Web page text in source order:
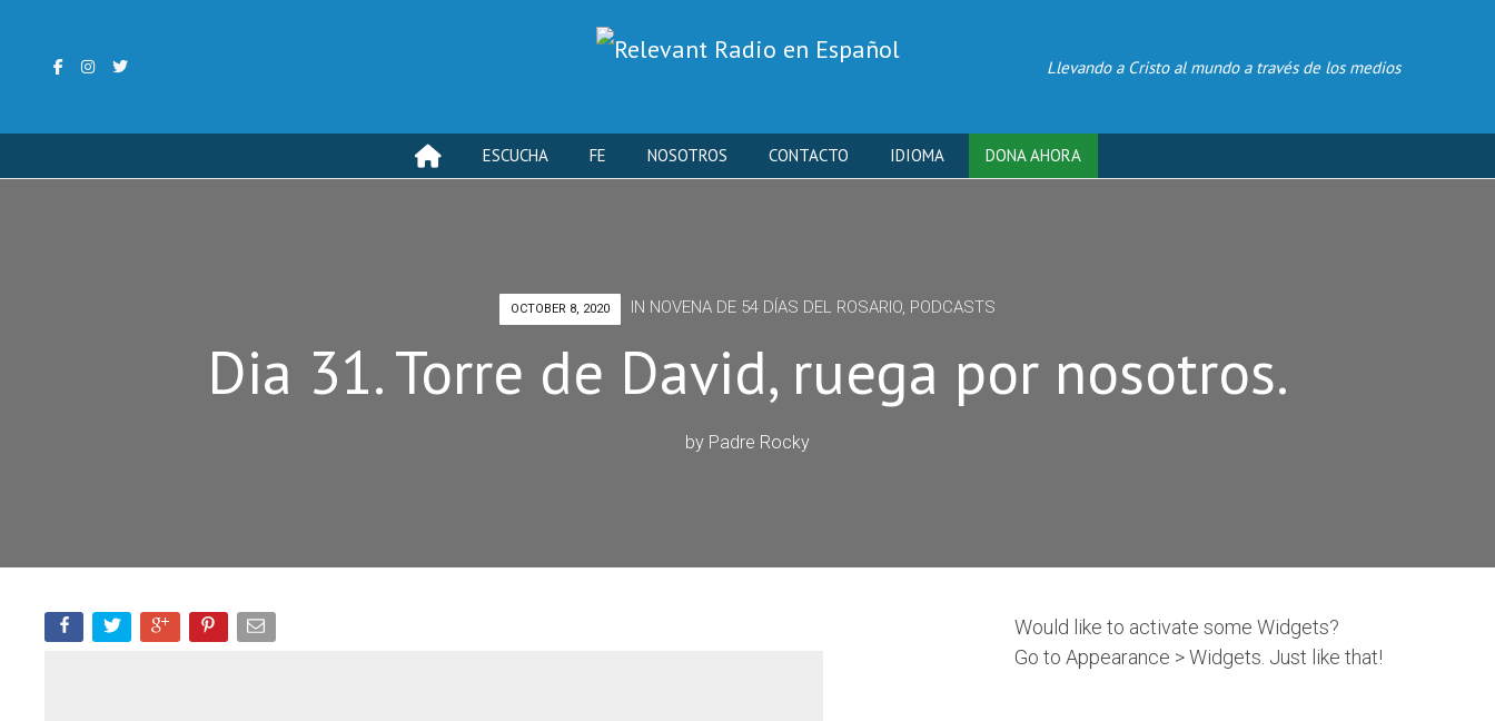
Llevando a Cristo al mundo a través de los medios
Skip
ESCUCHA FE NOSOTROS CONTACTO IDIOMA DONA AHORA
OCTOBER 8, 2020 IN NOVENA DE 54 DÍAS DEL ROSARIO, PODCASTS
Dia 31. Torre de David, ruega por nosotros.
by Padre Rocky
Would like to activate some Widgets?
Go to Appearance > Widgets. Just like that!